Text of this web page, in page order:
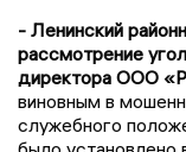
- Ленинский
рассмотрение
директора ООО
виновным в
служебного